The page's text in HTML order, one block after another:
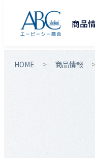
商品
HOME 商品情報